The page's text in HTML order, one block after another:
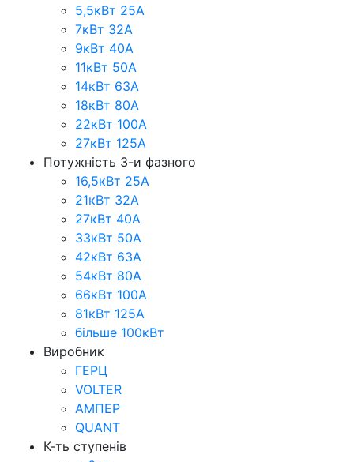
5,5кВт 25А
7кВт 32А
9кВт 40А
11кВт 50А
14кВт 63А
18кВт 80А
22кВт 100А
27кВт 125А
Потужність 3-и фазного
16,5кВт 25А
21кВт 32А
27кВт 40А
33кВт 50А
42кВт 63А
54кВт 80А
66кВт 100А
81кВт 125А
більше 100кВт
Виробник
ГЕРЦ
VOLTER
АМПЕР
QUANT
К-ть ступенів